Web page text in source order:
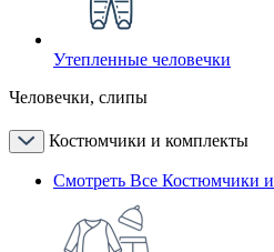
Утепленные человечки
Человечки, слипы
Костюмчики и комплекты
Смотреть Все Костюмчики